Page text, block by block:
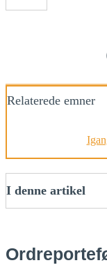
Relaterede emner
I denne artikel